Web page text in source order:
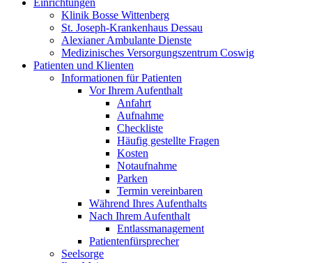
Einrichtungen
Klinik Bosse Wittenberg
St. Joseph-Krankenhaus Dessau
Alexianer Ambulante Dienste
Medizinisches Versorgungszentrum Coswig
Patienten und Klienten
Informationen für Patienten
Vor Ihrem Aufenthalt
Anfahrt
Aufnahme
Checkliste
Häufig gestellte Fragen
Kosten
Notaufnahme
Parken
Termin vereinbaren
Während Ihres Aufenthalts
Nach Ihrem Aufenthalt
Entlassmanagement
Patientenfürsprecher
Seelsorge